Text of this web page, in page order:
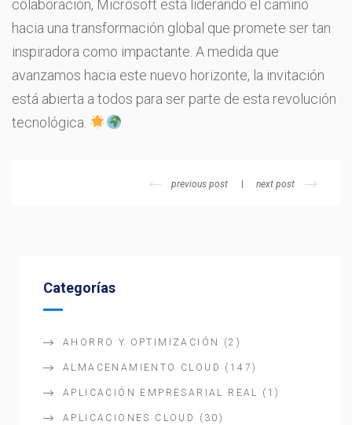
colaboración, Microsoft está liderando el camino
hacia una transformación global que promete ser tan
inspiradora como impactante. A medida que
avanzamos hacia este nuevo horizonte, la invitación
está abierta a todos para ser parte de esta revolución
tecnológica.
previous post next post
Categorías
AHORRO Y OPTIMIZACIÓN (2)
ALMACENAMIENTO CLOUD (147)
APLICACIÓN EMPRESARIAL REAL (1)
APLICACIONES CLOUD (30)